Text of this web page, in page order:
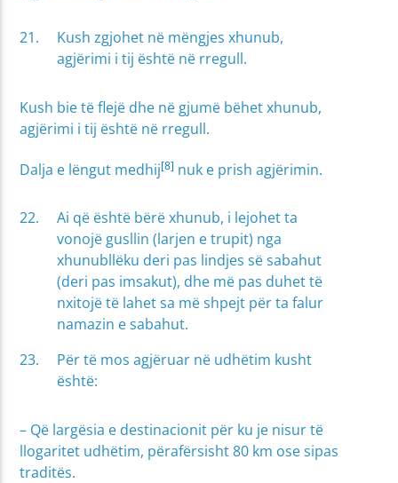
Kush zgjohet në mëngjes xhunub,
agjërimi i tij është në rregull.
Kush bie të flejë dhe në gjumë bëhet xhunub,
agjërimi i tij është në rregull.
Dalja e lëngut medhij[8] nuk e prish agjërimin.
Ai që është bërë xhunub, i lejohet ta
vonojë gusllin (larjen e trupit) nga
xhunubllëku deri pas lindjes së sabahut
(deri pas imsakut), dhe më pas duhet të
nxitojë të lahet sa më shpejt për ta falur
namazin e sabahut.
Për të mos agjëruar në udhëtim kusht
është:
– Që largësia e destinacionit për ku je nisur të
llogaritet udhëtim, përafërsisht 80 km ose sipas
traditës.